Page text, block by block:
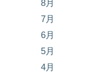
8月
7月
6月
5月
4月